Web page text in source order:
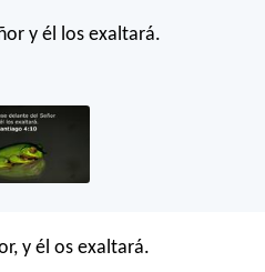
y él los exaltará.
y él os exaltará.